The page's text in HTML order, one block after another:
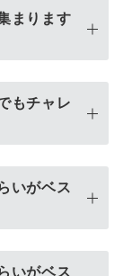
まります
もチャレ
いがベス
いがベス